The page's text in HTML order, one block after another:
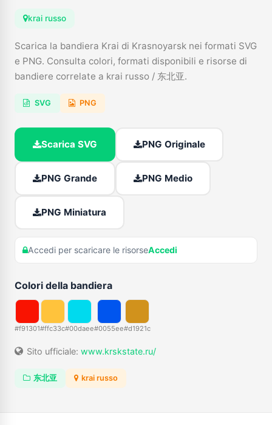
krai russo
Scarica la bandiera Krai di Krasnoyarsk nei formati SVG
e PNG. Consulta colori, formati disponibili e risorse di
bandiere correlate a krai russo / 东北亚.
SVG PNG
Scarica SVG PNG Originale
PNG Grande PNG Medio
PNG Miniatura
Accedi per scaricare le risorseAccedi
Colori della bandiera
#f91301#ffc33c#00daee#0055ee#d1921c
Sito ufficiale: www.krskstate.ru/
东北亚 krai russo